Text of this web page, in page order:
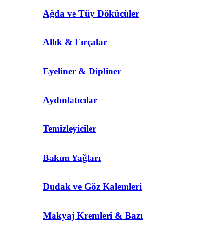
Ağda ve Tüy Dökücüler
Allık & Fırçalar
Eyeliner & Dipliner
Aydınlatıcılar
Temizleyiciler
Bakım Yağları
Dudak ve Göz Kalemleri
Makyaj Kremleri & Bazı